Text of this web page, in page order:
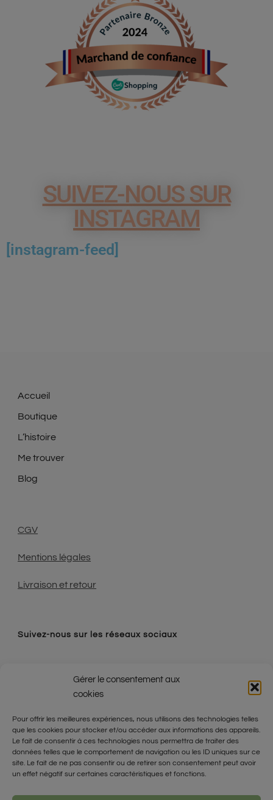
Gérer le consentement aux
cookies
Pour offrir les meilleures expériences, nous utilisons des technologies telles
que les cookies pour stocker et/ou accéder aux informations des appareils.
Le fait de consentir à ces technologies nous permettra de traiter des
données telles que le comportement de navigation ou les ID uniques sur ce
site. Le fait de ne pas consentir ou de retirer son consentement peut avoir
un effet négatif sur certaines caractéristiques et fonctions.
SUIVEZ-NOUS SUR
INSTAGRAM
[instagram-feed]
Accueil
Boutique
L’histoire
Me trouver
Blog
CGV
Mentions légales
Livraison et retour
Suivez-nous sur les réseaux sociaux
0630747074
lafabriquedemahe@gmail.com